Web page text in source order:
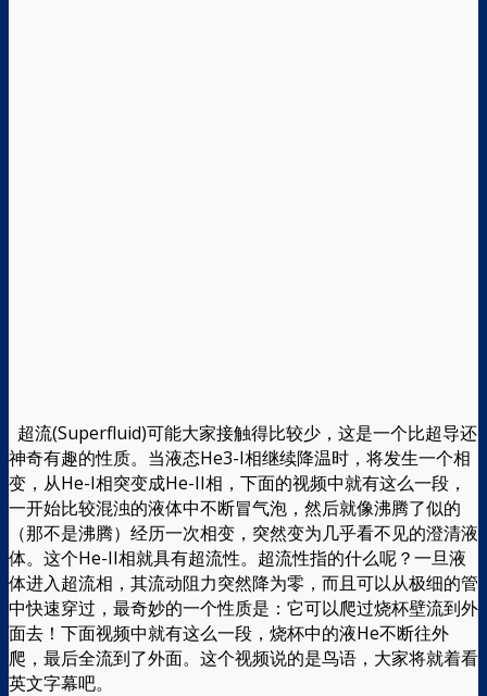
超流(Superfluid)可能大家接触得比较少，这是一个比超导还
神奇有趣的性质。当液态He3-I相继续降温时，将发生一个相
变，从He-I相突变成He-II相，下面的视频中就有这么一段，
一开始比较混浊的液体中不断冒气泡，然后就像沸腾了似的
（那不是沸腾）经历一次相变，突然变为几乎看不见的澄清液
体。这个He-II相就具有超流性。超流性指的什么呢？一旦液
体进入超流相，其流动阻力突然降为零，而且可以从极细的管
中快速穿过，最奇妙的一个性质是：它可以爬过烧杯壁流到外
面去！下面视频中就有这么一段，烧杯中的液He不断往外
爬，最后全流到了外面。这个视频说的是鸟语，大家将就着看
英文字幕吧。